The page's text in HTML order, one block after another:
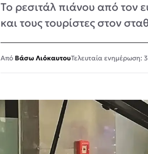
To ρεσιτάλ πιάνου από τον
και τους τουρίστες στον
Βάσω ΛιόκαυτουΤελευταία ενημέρωση: